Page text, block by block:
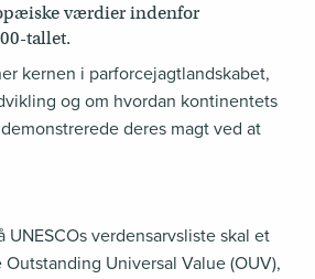
værdier indenfor
tallet.
kernen i parforcejagtlandskabet,
og om hvordan kontinentets
deres magt ved at
verdensarvsliste skal et
Universal Value (OUV),